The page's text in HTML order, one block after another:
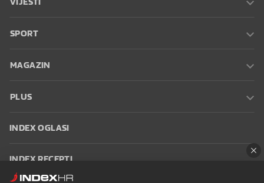
SPORT
MAGAZIN
PLUS
INDEX OGLASI
INDEX RECEPTI